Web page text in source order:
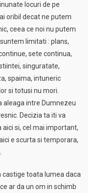
locuri de pe
oribil decat ne putem
ceea ce noi nu putem
limitati : plans,
sete continua,
singuratate,
spaima, intuneric
si totusi nu mori.
aleaga intre Dumnezeu
Decizia ta iti va
si, cel mai important,
e scurta si temporara,
castige toata lumea daca
ar da un om in schimb